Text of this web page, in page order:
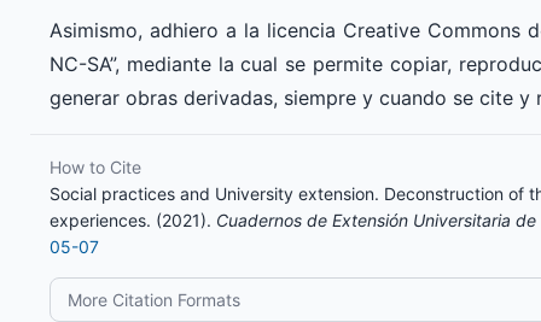
Asimismo, adhiero a la licencia Creative Commons
NC-SA”, mediante la cual se permite copiar,
generar obras derivadas, siempre y cuando se cite
How to Cite
Social practices and University extension. Deconstruction of
experiences. (2021). Cuadernos de Extensión Universitaria de
05-07
More Citation Formats